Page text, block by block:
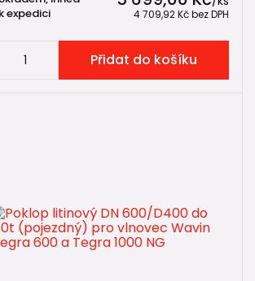
tak plně pojezdovým
rouru, ale do betonového
4 709,92 Kčbez DPH
k expedici
Přidat do košíku